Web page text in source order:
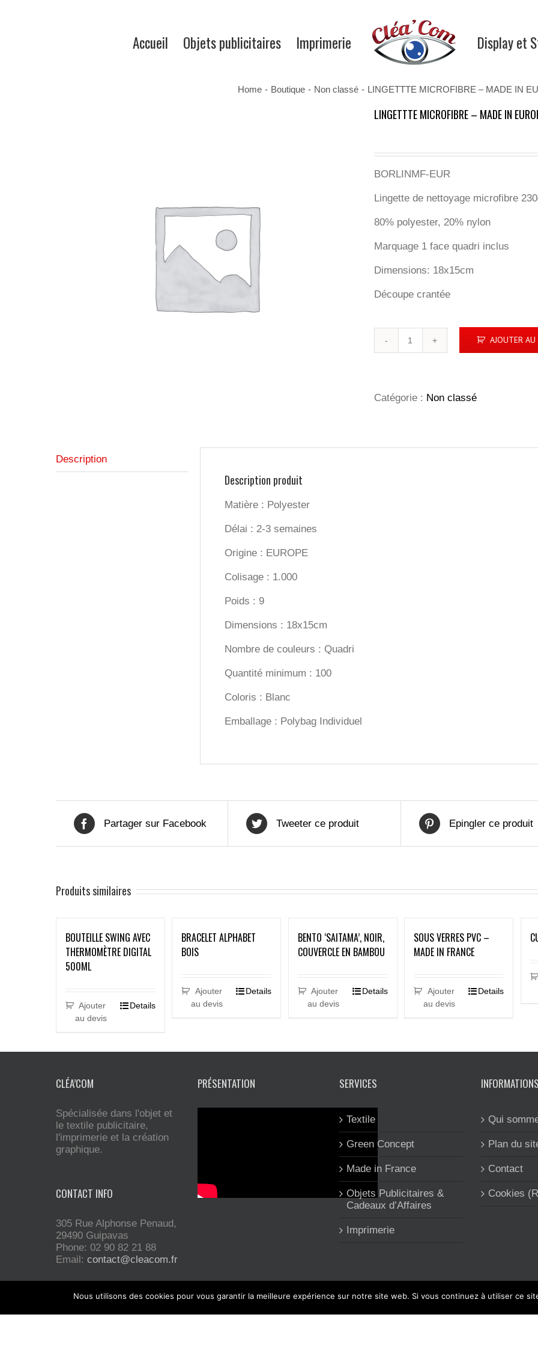
Accueil Objets publicitaires Imprimerie Display et
Home - Boutique - Non classé - LINGETTTE MICROFIBRE – MADE IN
LINGETTTE MICROFIBRE – MADE IN
BORLINMF-EUR
Lingette de nettoyage microfibre
80% polyester, 20% nylon
Marquage 1 face quadri inclus
Dimensions: 18x15cm
Découpe crantée
de
MADE
IN
AJOUTER AU
Catégorie : Non classé
Description
Description produit
Matière : Polyester
Délai : 2-3 semaines
Origine : EUROPE
Colisage : 1.000
Poids : 9
Dimensions : 18x15cm
Nombre de couleurs : Quadri
Quantité minimum : 100
Coloris : Blanc
Emballage : Polybag Individuel
Partager sur Facebook Tweeter ce produit Epingler ce produit
Produits similaires
BOUTEILLE SWING AVEC
THERMOMÈTRE DIGITAL
500ML
Ajouter
au devis
Details
BRACELET ALPHABET
BOIS
Ajouter
au devis
Details
BENTO ‘SAITAMA’, NOIR,
COUVERCLE EN BAMBOU
Ajouter
au devis
Details
SOUS VERRES PVC –
MADE IN FRANCE
Ajouter
au devis
Details
CLÉA’COM
Spécialisée dans l'objet et
le textile publicitaire,
l'imprimerie et la création
graphique.
CONTACT INFO
305 Rue Alphonse Penaud,
29490 Guipavas
Phone: 02 90 82 21 88
Email: contact@cleacom.fr
PRÉSENTATION SERVICES
Textile
Green Concept
Made in France
Objets Publicitaires &
Cadeaux d’Affaires
Imprimerie
INFORMATIONS
Qui
Plan du
Contact
Cookies
Nous utilisons des cookies pour vous garantir la meilleure expérience sur notre site web. Si vous continuez à utiliser ce